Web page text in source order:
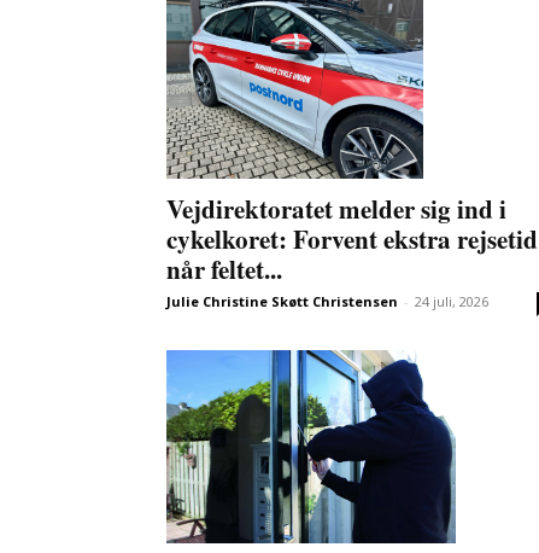
Vejdirektoratet melder sig ind i
cykelkoret: Forvent ekstra rejsetid
når feltet...
Julie Christine Skøtt Christensen - 24 juli, 2026